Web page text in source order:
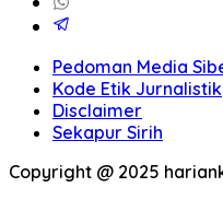
Pedoman Media
Kode Etik Jurnalistik
Disclaimer
Sekapur Sirih
Copyright @ 2025